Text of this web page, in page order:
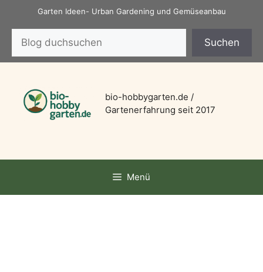
springen
Garten Ideen- Urban Gardening und Gemüseanbau
Suchen
bio-hobbygarten.de /
Gartenerfahrung seit 2017
Menü